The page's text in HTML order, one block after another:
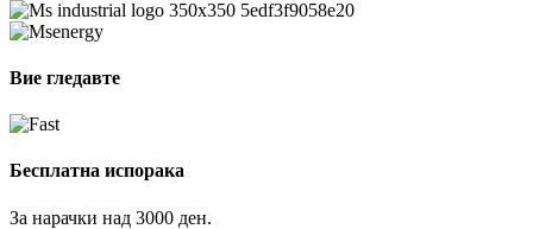
Вие гледавте
Бесплатна испорака
За нарачки над 3000 ден.